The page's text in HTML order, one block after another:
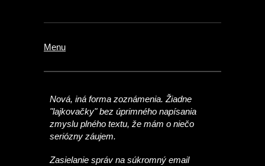
Menu
Nová, iná forma zoznámenia. Žiadne
"lajkovačky" bez úprimného napísania
zmyslu plného textu, že mám o niečo
seriózny záujem.
Zasielanie správ na súkromný email